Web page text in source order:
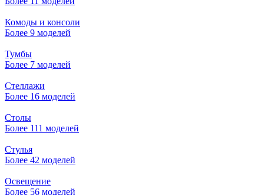
Комоды и консоли
Более 9 моделей
Тумбы
Более 7 моделей
Стеллажи
Более 16 моделей
Столы
Более 111 моделей
Стулья
Более 42 моделей
Освещение
Более 56 моделей